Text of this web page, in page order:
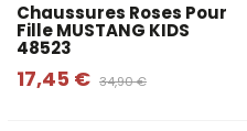
Chaussures Roses Pour
Fille MUSTANG KIDS
48523
17,45 € 34,90 €